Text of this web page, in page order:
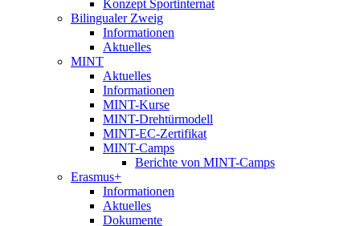
Konzept Sportinternat
Bilingualer Zweig
Informationen
Aktuelles
MINT
Aktuelles
Informationen
MINT-Kurse
MINT-Drehtürmodell
MINT-EC-Zertifikat
MINT-Camps
Berichte von MINT-Camps
Erasmus+
Informationen
Aktuelles
Dokumente